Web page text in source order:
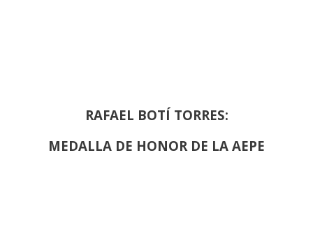
RAFAEL BOTÍ TORRES:
MEDALLA DE HONOR DE LA AEPE